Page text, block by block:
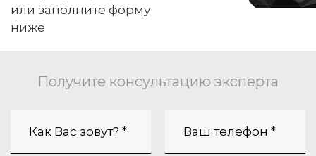
или заполните форму
ниже
Получите консультацию эксперта